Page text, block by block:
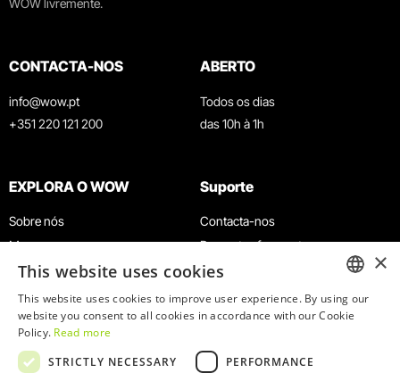
CONTACTA-NOS
info@wow.pt
+351 220 121 200
ABERTO
Todos os dias
das 10h à 1h
EXPLORA O WOW
Sobre nós
Museus
Agenda
Notícias
Restaurantes
Cartão WOW
Grupos e Eventos
Suporte
Contacta-nos
Perguntas frequentes
Termos e Condições
Política de privacidade e cookies
Trabalha connosco
Livro de reclamações
ENGLISH
×
This website uses cookies
This website uses cookies to improve user experience. By using our
website you consent to all cookies in accordance with our Cookie
Policy. Read more
STRICTLY NECESSARY
PERFORMANCE